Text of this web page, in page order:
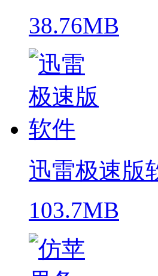
38.76MB
迅雷极速版
103.7MB